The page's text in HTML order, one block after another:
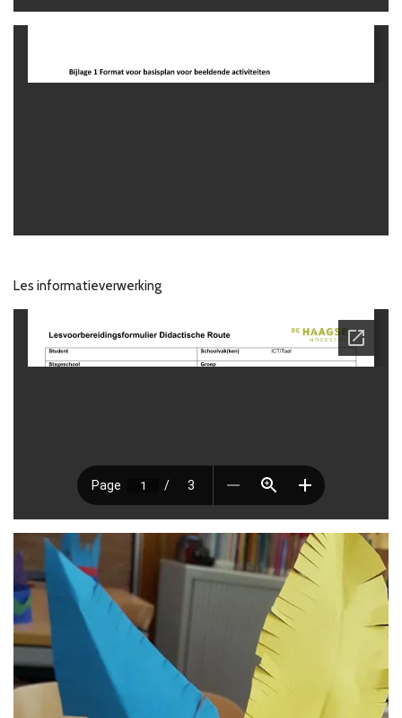
Les informatieverwerking